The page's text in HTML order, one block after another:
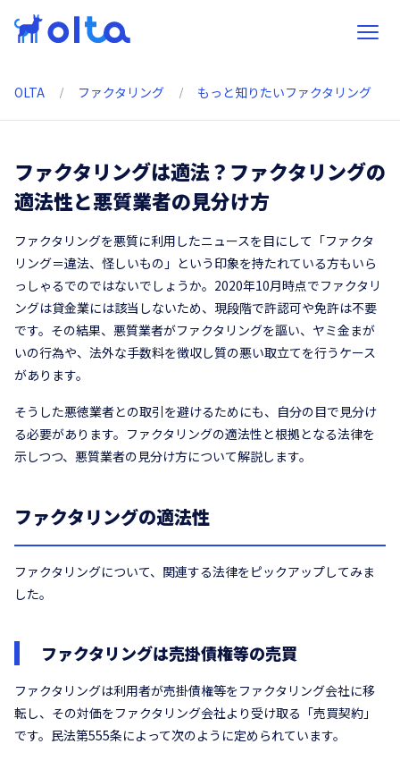
OLTA ファクタリング もっと知りたいファクタリング
ファクタリングは適法？ファクタリングの
適法性と悪質業者の見分け方
ファクタリングを悪質に利用したニュースを目にして「ファクタ
リング＝違法、怪しいもの」という印象を持たれている方もいら
っしゃるでのではないでしょうか。2020年10月時点でファクタリ
ングは貸金業には該当しないため、現段階で許認可や免許は不要
です。その結果、悪質業者がファクタリングを謳い、ヤミ金まが
いの行為や、法外な手数料を徴収し質の悪い取立てを行うケース
があります。
そうした悪徳業者との取引を避けるためにも、自分の目で見分け
る必要があります。ファクタリングの適法性と根拠となる法律を
示しつつ、悪質業者の見分け方について解説します。
ファクタリングの適法性
ファクタリングについて、関連する法律をピックアップしてみま
した。
ファクタリングは売掛債権等の売買
ファクタリングは利用者が売掛債権等をファクタリング会社に移
転し、その対価をファクタリング会社より受け取る「売買契約」
です。民法第555条によって次のように定められています。